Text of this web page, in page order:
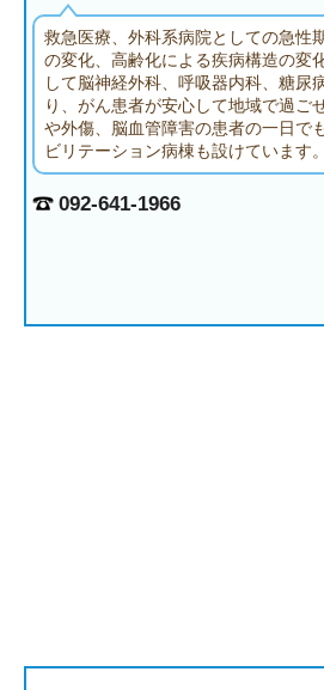
救急医療、外科系病院としての急性
の変化、高齢化による疾病構造の変
して脳神経外科、呼吸器内科、糖尿
り、がん患者が安心して地域で過ご
や外傷、脳血管障害の患者の一日で
ビリテーション病棟も設けています。
092-641-1966